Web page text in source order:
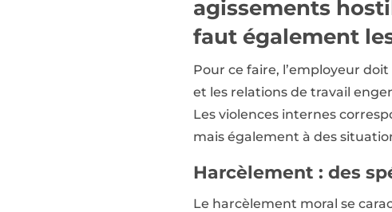
agissements
faut également
Pour ce faire, l’employeur
et les relations de travail
Les violences internes
mais également à des
Harcèlement : des
Le harcèlement moral se